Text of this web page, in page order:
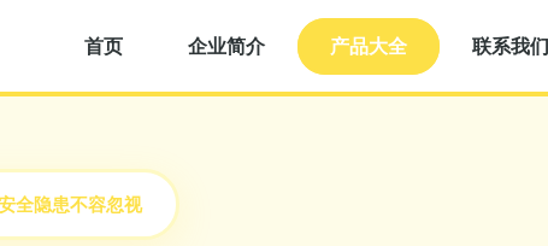
首页 企业简介 产品大全 联系我们
全隐患不容忽视